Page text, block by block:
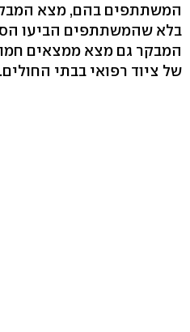
המשתתפים בהם, מצא
בלא שהמשתתפים הביעו
המבקר גם מצא ממצאים
של ציוד רפואי בבתי החולים.